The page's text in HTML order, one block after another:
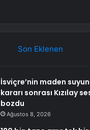
Son Eklenen
İsviçre’nin maden
kararı sonrası Kızılay
bozdu
Ağustos 8, 2026